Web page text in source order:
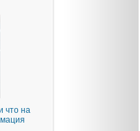
что на